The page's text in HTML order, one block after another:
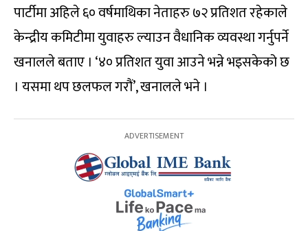
पार्टीमा अहिले ६० वर्षमाथिका नेताहरु ७२ प्रतिशत रहेकाले
केन्द्रीय कमिटीमा युवाहरु ल्याउन वैधानिक व्यवस्था गर्नुपर्ने
खनालले बताए । ‘४० प्रतिशत युवा आउने भन्ने भइसकेको छ
। यसमा थप छलफल गरौं’, खनालले भने ।